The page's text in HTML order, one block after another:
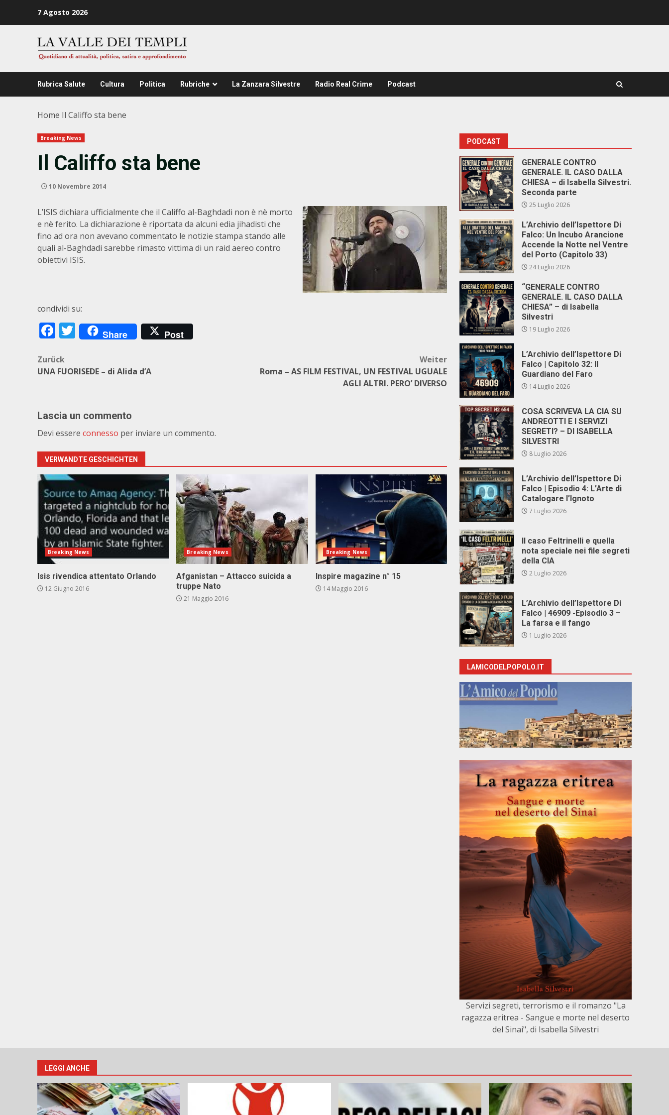
7 Agosto 2026
Rubrica Salute Cultura Politica Rubriche La Zanzara Silvestre Radio Real Crime Podcast
Home Il Califfo sta bene
Breaking News
Il Califfo sta bene
10 Novembre 2014
L’ISIS dichiara ufficialmente che il Califfo al-Baghdadi non è nè morto
e nè ferito. La dichiarazione è riportata da alcuni edia jihadisti che
fino ad ora non avevano commentato le notizie stampa stando alle
quali al-Baghdadi sarebbe rimasto vittima di un raid aereo contro
obiettivi ISIS.
condividi su:
Facebook
Twitter
Share Post
Beitragsnavigation
Zurück
UNA FUORISEDE – di Alida d’A
Weiter
Roma – AS FILM FESTIVAL, UN FESTIVAL UGUALE
AGLI ALTRI. PERO’ DIVERSO
Lascia un commento
Devi essere connesso per inviare un commento.
VERWANDTE GESCHICHTEN
Breaking News
Isis rivendica attentato Orlando
12 Giugno 2016
Breaking News
Afganistan – Attacco suicida a
truppe Nato
21 Maggio 2016
Breaking News
Inspire magazine n° 15
14 Maggio 2016
PODCAST
GENERALE CONTRO
GENERALE. IL CASO DALLA
CHIESA – di Isabella Silvestri.
Seconda parte
25 Luglio 2026
L’Archivio dell’Ispettore Di
Falco: Un Incubo Arancione
Accende la Notte nel Ventre
del Porto (Capitolo 33)
24 Luglio 2026
“GENERALE CONTRO
GENERALE. IL CASO DALLA
CHIESA” – di Isabella
Silvestri
19 Luglio 2026
L’Archivio dell’Ispettore Di
Falco | Capitolo 32: Il
Guardiano del Faro
14 Luglio 2026
COSA SCRIVEVA LA CIA SU
ANDREOTTI E I SERVIZI
SEGRETI? – DI ISABELLA
SILVESTRI
8 Luglio 2026
L’Archivio dell’Ispettore Di
Falco | Episodio 4: L’Arte di
Catalogare l’Ignoto
7 Luglio 2026
Il caso Feltrinelli e quella
nota speciale nei file segreti
della CIA
2 Luglio 2026
L’Archivio dell’Ispettore Di
Falco | 46909 -Episodio 3 –
La farsa e il fango
1 Luglio 2026
LAMICODELPOPOLO.IT
Servizi segreti, terrorismo e il romanzo "La
ragazza eritrea - Sangue e morte nel deserto
del Sinai", di Isabella Silvestri
LEGGI ANCHE